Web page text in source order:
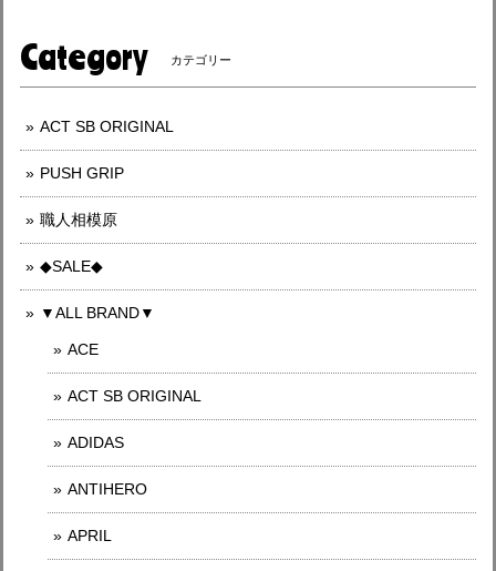
Category カテゴリー
ACT SB ORIGINAL
PUSH GRIP
職人相模原
◆SALE◆
▼ALL BRAND▼
ACE
ACT SB ORIGINAL
ADIDAS
ANTIHERO
APRIL